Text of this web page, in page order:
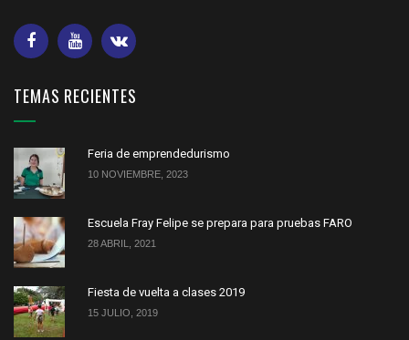
TEMAS RECIENTES
Feria de emprendedurismo
10 NOVIEMBRE, 2023
Escuela Fray Felipe se prepara para pruebas FARO
28 ABRIL, 2021
Fiesta de vuelta a clases 2019
15 JULIO, 2019